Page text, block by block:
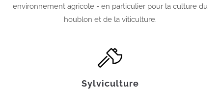
environnement agricole - en particulier pour la culture du
houblon et de la viticulture.
Sylviculture